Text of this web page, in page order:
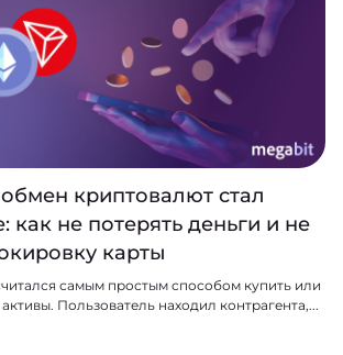
криптовалют стал
как не потерять деньги и не
карты
самым простым способом купить или
Пользователь находил контрагента,...